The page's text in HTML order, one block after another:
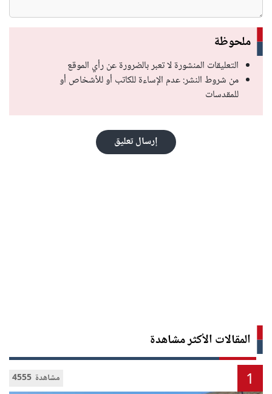
ملحوظة
التعليقات المنشورة لا تعبر بالضرورة عن رأي الموقع
من شروط النشر: عدم الإساءة للكاتب أو للأشخاص أو
للمقدسات
إرسال تعليق
المقالات الأكثر مشاهدة
4555 مشاهدة 1